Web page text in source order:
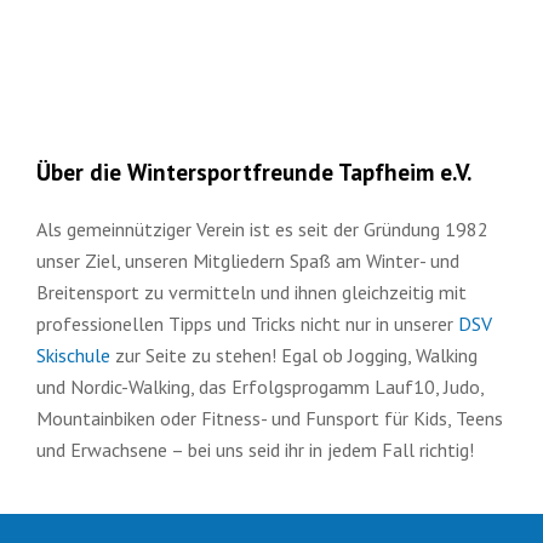
Über die Wintersportfreunde Tapfheim e.V.
Als gemeinnütziger Verein ist es seit der Gründung 1982
unser Ziel, unseren Mitgliedern Spaß am Winter- und
Breitensport zu vermitteln und ihnen gleichzeitig mit
professionellen Tipps und Tricks nicht nur in unserer DSV
Skischule zur Seite zu stehen! Egal ob Jogging, Walking
und Nordic-Walking, das Erfolgsprogamm Lauf10, Judo,
Mountainbiken oder Fitness- und Funsport für Kids, Teens
und Erwachsene – bei uns seid ihr in jedem Fall richtig!